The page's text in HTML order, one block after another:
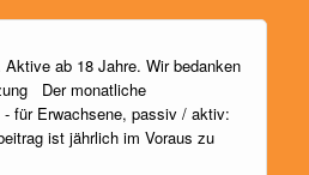
18 Jahre. Wir bedanken
für Erwachsene, passiv / aktiv: